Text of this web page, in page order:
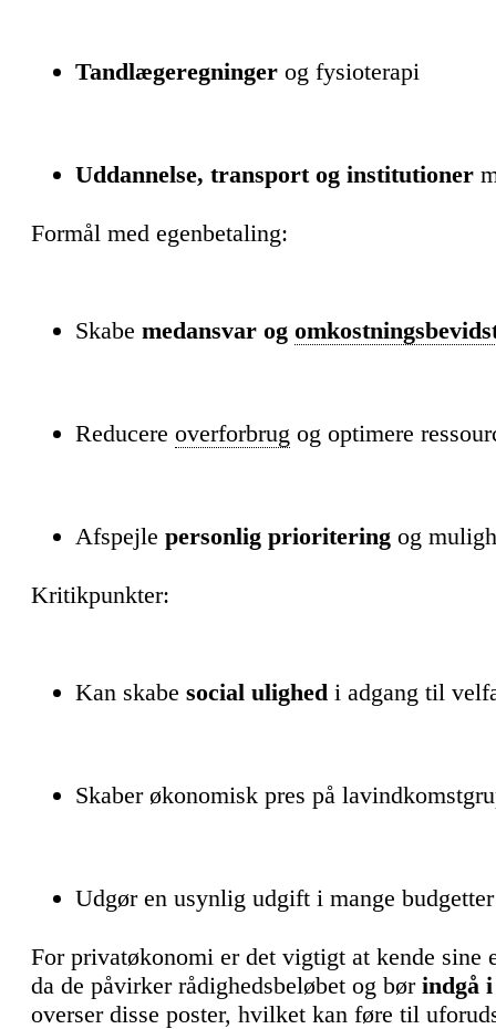
Tandlægeregninger og fysioterapi
Uddannelse, transport og institutioner
Formål med egenbetaling:
Skabe medansvar og
Reducere overforbrug og optimere
Afspejle personlig prioritering og
Kritikpunkter:
Kan skabe social ulighed i adgang til
Skaber økonomisk pres på
Udgør en usynlig udgift i mange budgetter
For privatøkonomi er det vigtigt at kende sine
da de påvirker rådighedsbeløbet og bør indgå
overser disse poster, hvilket kan føre til